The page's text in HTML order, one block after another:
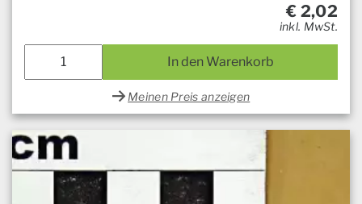
€ 2,02
inkl. MwSt.
In den Warenkorb
Meinen Preis anzeigen